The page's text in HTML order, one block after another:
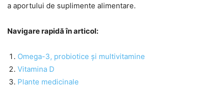
a aportului de suplimente alimentare.
Navigare rapidă în articol:
Omega-3, probiotice și multivitamine
Vitamina D
Plante medicinale